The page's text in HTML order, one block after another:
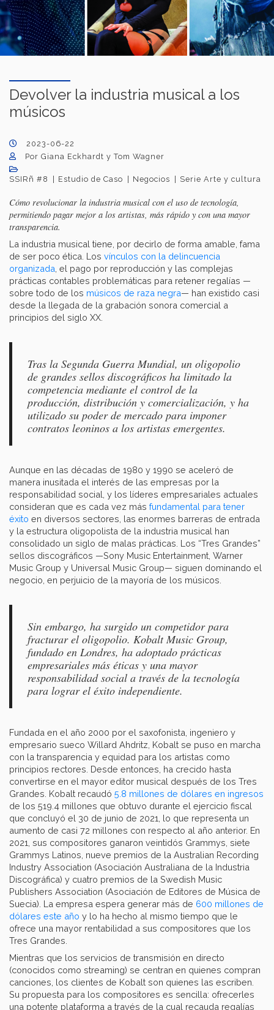
Devolver la industria musical a los
músicos
2023-06-22
Por Giana Eckhardt y Tom Wagner
SSIRñ #8 Estudio de Caso Negocios Serie Arte y cultura
Cómo revolucionar la industria musical con el uso de tecnología,
permitiendo pagar mejor a los artistas, más rápido y con una mayor
transparencia.
La industria musical tiene, por decirlo de forma amable, fama
de ser poco ética. Los vínculos con la delincuencia
organizada , el pago por reproducción y las complejas
prácticas contables problemáticas para retener regalías —
sobre todo de los músicos de raza negra— han existido casi
desde la llegada de la grabación sonora comercial a
principios del siglo XX.
Tras la Segunda Guerra Mundial, un oligopolio
de grandes sellos discográficos ha limitado la
competencia mediante el control de la
producción, distribución y comercialización, y ha
utilizado su poder de mercado para imponer
contratos leoninos a los artistas emergentes.
Aunque en las décadas de 1980 y 1990 se aceleró de
manera inusitada el interés de las empresas por la
responsabilidad social, y los líderes empresariales actuales
consideran que es cada vez más fundamental para tener
éxito en diversos sectores, las enormes barreras de entrada
y la estructura oligopolista de la industria musical han
consolidado un siglo de malas prácticas. Los “Tres Grandes”
sellos discográficos —Sony Music Entertainment, Warner
Music Group y Universal Music Group— siguen dominando el
negocio, en perjuicio de la mayoría de los músicos.
Sin embargo, ha surgido un competidor para
fracturar el oligopolio. Kobalt Music Group,
fundado en Londres, ha adoptado prácticas
empresariales más éticas y una mayor
responsabilidad social a través de la tecnología
para lograr el éxito independiente.
Fundada en el año 2000 por el saxofonista, ingeniero y
empresario sueco Willard Ahdritz, Kobalt se puso en marcha
con la transparencia y equidad para los artistas como
principios rectores. Desde entonces, ha crecido hasta
convertirse en el mayor editor musical después de los Tres
Grandes. Kobalt recaudó 5.8 millones de dólares en ingresos
de los 519.4 millones que obtuvo durante el ejercicio fiscal
que concluyó el 30 de junio de 2021, lo que representa un
aumento de casi 72 millones con respecto al año anterior. En
2021, sus compositores ganaron veintidós Grammys, siete
Grammys Latinos, nueve premios de la Australian Recording
Industry Association (Asociación Australiana de la Industria
Discográfica) y cuatro premios de la Swedish Music
Publishers Association (Asociación de Editores de Música de
Suecia). La empresa espera generar más de 600 millones de
dólares este año y lo ha hecho al mismo tiempo que le
ofrece una mayor rentabilidad a sus compositores que los
Tres Grandes.
Mientras que los servicios de transmisión en directo
(conocidos como streaming) se centran en quienes compran
canciones, los clientes de Kobalt son quienes las escriben.
Su propuesta para los compositores es sencilla: ofrecerles
una potente plataforma a través de la cual recauda regalías